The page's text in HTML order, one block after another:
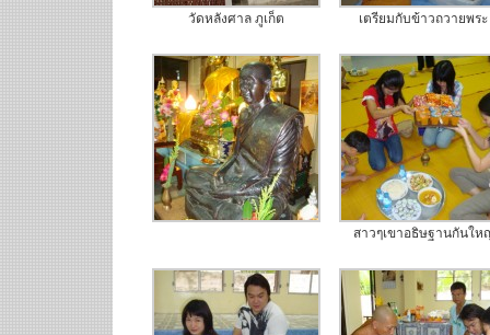
วัดหลังศาล ภูเก็ต เตรียมกับข้าวถวายพระ
สาวๆเขาอธิษฐานกันให